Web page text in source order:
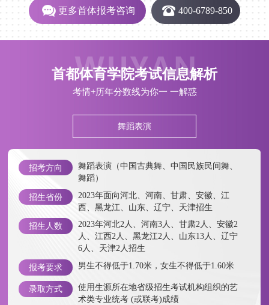
更多首体报考咨询 400-6789-850
首都体育学院考试信息解析
考情+历年分数线为你一 一解惑
舞蹈表演
招考方向
舞蹈表演（中国古典舞、中国民族民间舞、
舞蹈）
招生省份
2023年面向河北、河南、甘肃、安徽、江
西、黑龙江、山东、辽宁、天津招生
招生人数
2023年河北2人、河南3人、甘肃2人、安徽2
人、江西2人、黑龙江2人、山东13人、辽宁
6人、天津2人招生
报考要求
男生不得低于1.70米，女生不得低于1.60米
录取方式
使用生源所在地省级招生考试机构组织的艺
术类专业统考 (或联考)成绩